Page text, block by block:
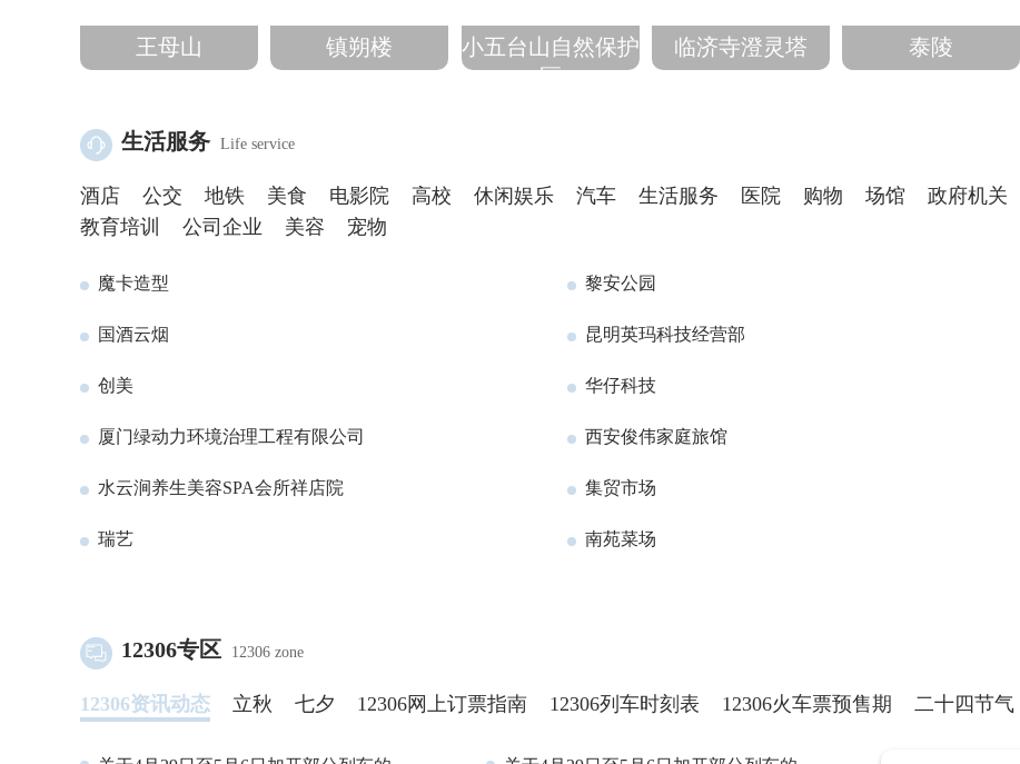
王母山 镇朔楼
小五台山自然保护
区
临济寺澄灵塔 泰陵
生活服务 Life service
酒店 公交 地铁 美食 电影院 高校 休闲娱乐 汽车 生活服务 医院 购物 场馆 政府机关
教育培训
公司企业 美容 宠物
魔卡造型 黎安公园
国酒云烟 昆明英玛科技经营部
创美 华仔科技
厦门绿动力环境治理工程有限公司 西安俊伟家庭旅馆
水云涧养生美容SPA会所祥店院 集贸市场
瑞艺 南苑菜场
12306专区 12306 zone
12306资讯动态 立秋 七夕 12306网上订票指南 12306列车时刻表 12306火车票预售期 二十四节气